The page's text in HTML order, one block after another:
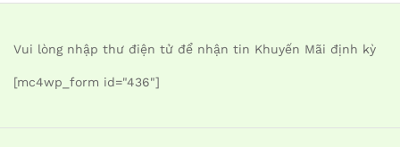
Vui lòng nhập thư điện tử để nhận tin Khuyến Mãi định kỳ
[mc4wp_form id="436"]